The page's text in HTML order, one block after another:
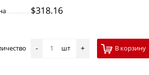
$318.16
- шт + В корзину